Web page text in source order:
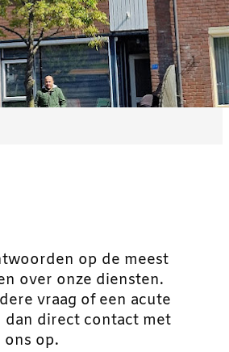
op de meest
over onze diensten.
vraag of een acute
dan direct contact met
ons op.